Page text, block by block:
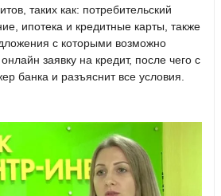
таких как: потребительский
ипотека и кредитные карты, также
с которыми возможно
заявку на кредит, после чего с
банка и разъяснит все условия.